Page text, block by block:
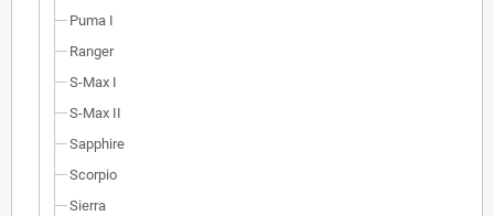
Puma I
Ranger
S-Max I
S-Max II
Sapphire
Scorpio
Sierra